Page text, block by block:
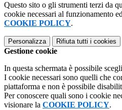
Questo sito o gli strumenti terzi da
cookie necessari al funzionamento
COOKIE POLICY.
Personalizza Rifiuta tutti i cookies
Gestione cookie
In questa schermata è possibile
I cookie necessari sono quelli che
piattaforma e non è possibile
Per conoscere quali sono i cookie
visionare la COOKIE POLICY.